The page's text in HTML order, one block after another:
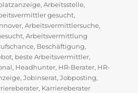
,Arbeitsstelle,
gesucht,
,Arbeitsvermittlersuche,
,Arbeitsvermittlung
, Beschäftigung,
, beste Arbeitsvermittler,
, Headhunter, HR-Berater, HR-
,Jobinserat,Jobposting,
, Karriereberater